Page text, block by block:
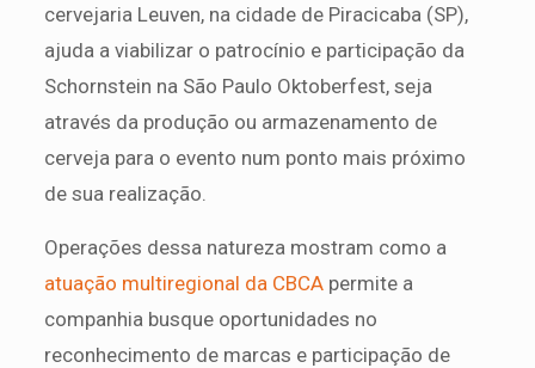
cervejaria Leuven, na cidade de Piracicaba (SP),
ajuda a viabilizar o patrocínio e participação da
Schornstein na São Paulo Oktoberfest, seja
através da produção ou armazenamento de
cerveja para o evento num ponto mais próximo
de sua realização.
Operações dessa natureza mostram como a
atuação multiregional da CBCA permite a
companhia busque oportunidades no
reconhecimento de marcas e participação de